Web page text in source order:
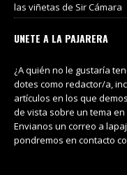
las viñetas de Sir Cámara
UNETE A LA PAJARERA
¿A quién no le gustaría
dotes como redactor/a,
artículos en los que
de vista sobre un tema en
Envianos un correo a
pondremos en contacto